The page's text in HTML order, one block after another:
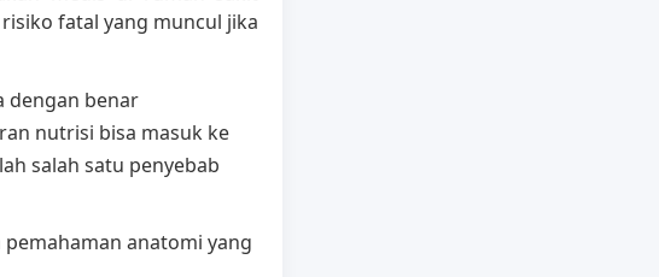
fatal yang muncul jika
dengan benar
nutrisi bisa masuk ke
salah satu penyebab
anatomi yang